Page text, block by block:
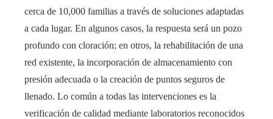
cerca de 10,000 familias a través de soluciones adaptadas
a cada lugar. En algunos casos, la respuesta será un pozo
profundo con cloración; en otros, la rehabilitación de una
red existente, la incorporación de almacenamiento con
presión adecuada o la creación de puntos seguros de
llenado. Lo común a todas las intervenciones es la
verificación de calidad mediante laboratorios reconocidos